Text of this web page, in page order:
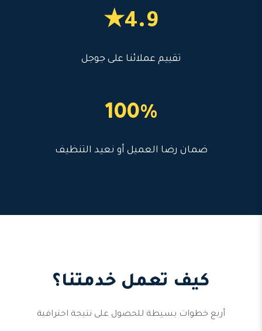
4.9★
تقييم عملائنا على جوجل
100%
ضمان رضا العميل أو نعيد التنظيف
كيف تعمل خدمتنا؟
أربع خطوات بسيطة للحصول على نتيجة احترافية